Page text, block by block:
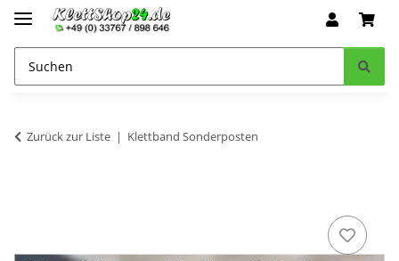
Zurück zur Liste Klettband Sonderposten